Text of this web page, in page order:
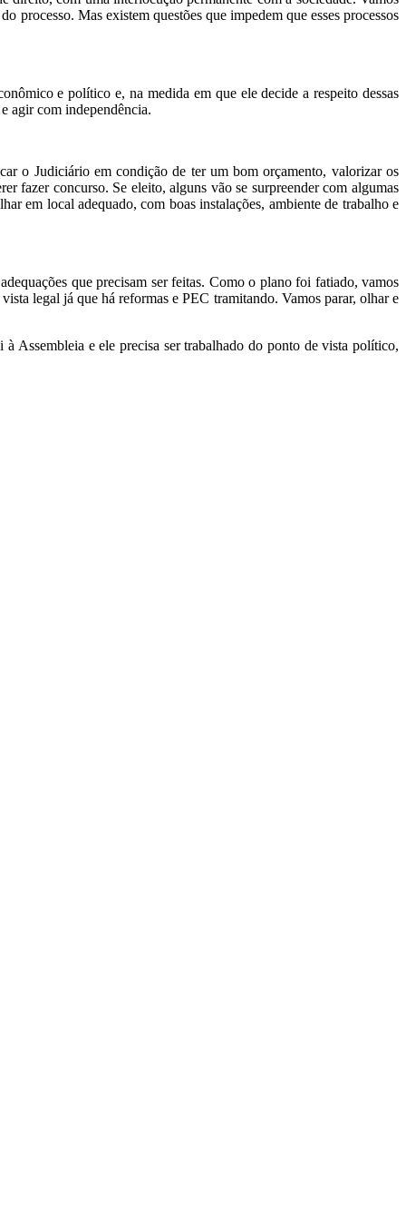
processo. Mas existem questões que impedem que esses processos
e político e, na medida em que ele decide a respeito dessas
agir com independência.
o Judiciário em condição de ter um bom orçamento, valorizar os
fazer concurso. Se eleito, alguns vão se surpreender com algumas
em local adequado, com boas instalações, ambiente de trabalho e
que precisam ser feitas. Como o plano foi fatiado, vamos
legal já que há reformas e PEC tramitando. Vamos parar, olhar e
Assembleia e ele precisa ser trabalhado do ponto de vista político,